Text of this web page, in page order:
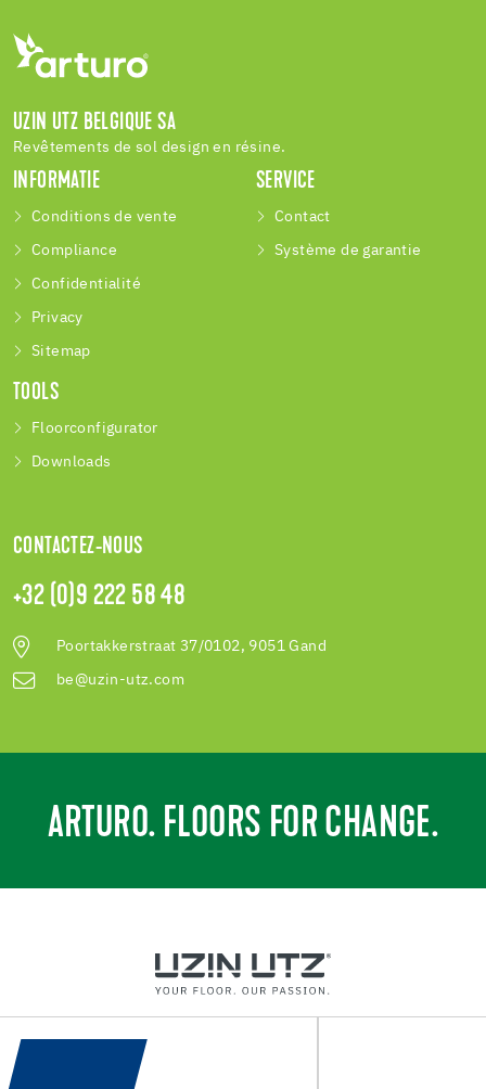
UZIN UTZ BELGIQUE SA
Revêtements de sol design en résine.
INFORMATIE
Conditions de vente
Compliance
Confidentialité
Privacy
Sitemap
SERVICE
Contact
Système de garantie
TOOLS
Floorconfigurator
Downloads
CONTACTEZ-NOUS
+32 (0)9 222 58 48
Poortakkerstraat 37/0102, 9051 Gand
be@uzin-utz.com
ARTURO. FLOORS FOR CHANGE.